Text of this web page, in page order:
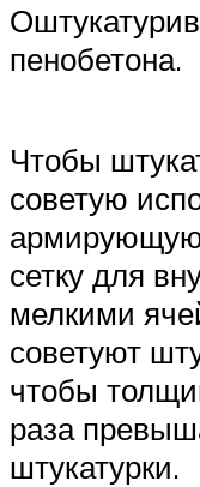
пенобетона.
Чтобы
советую
армирующую
сетку для
мелкими
советуют
чтобы
раза
штукатурки.